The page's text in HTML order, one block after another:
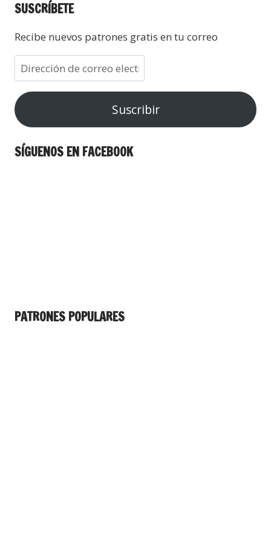
SUSCRÍBETE
Recibe nuevos patrones gratis en tu correo
Suscribir
SÍGUENOS EN FACEBOOK
PATRONES POPULARES